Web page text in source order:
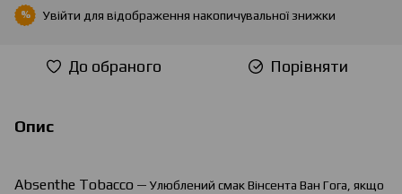
% Увійти для відображення накопичувальної знижки
До обраного Порівняти
Опис
Absenthe Tobacco — Улюблений смак Вінсента Ван Гога, якщо